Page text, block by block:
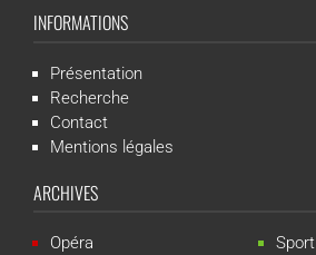
INFORMATIONS
Présentation
Recherche
Contact
Mentions légales
ARCHIVES
Opéra
Sport